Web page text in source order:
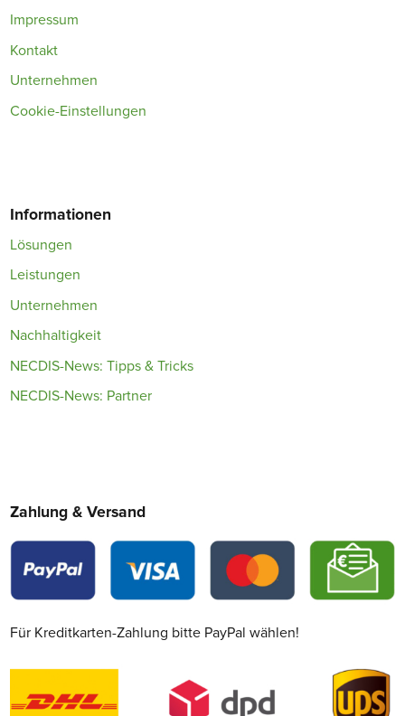
Impressum
Kontakt
Unternehmen
Cookie-Einstellungen
Informationen
Lösungen
Leistungen
Unternehmen
Nachhaltigkeit
NECDIS-News: Tipps & Tricks
NECDIS-News: Partner
Zahlung & Versand
Für Kreditkarten-Zahlung bitte PayPal wählen!